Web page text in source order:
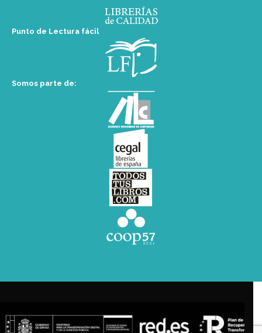
Punto de Lectura fácil
Somos parte de: